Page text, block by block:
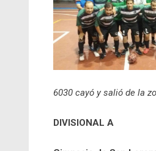
6030 cayó y salió de la
DIVISIONAL A